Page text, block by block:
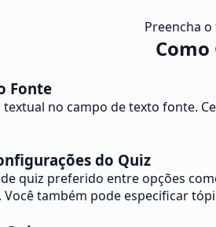
Preencha
Fonte
textual no campo de texto fonte.
do Quiz
quiz preferido entre opções
Você também pode especificar